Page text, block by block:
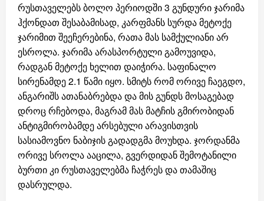
რუსთაველებს ბოლო პერიოდში 3 გუნდური ჯარიმა
ჰქონდათ შესაბამისად, კარფმანს სურდა მეტოქე
ჯარიმით შეეჩერებინა, რათა მას სამქულიანი არ
ესროლა. ჯარიმა არასპორტული გამოუვიდა,
რადგან მეტოქე ხელით დაიჭირა. საფინალო
სირენამდე 2.1 წამი იყო. სმიტს რომ ორივე ჩაეგდო,
ანგარიშს ათანაბრებდა და მის გუნდს მოსაგებად
დროც რჩებოდა, მაგრამ მას მატჩის გმირობიდან
ანტიგმირობამდე არსებული არავისთვის
სასიამოვნო ნაბიჯის გადადგმა მოუხდა. ჯორდანმა
ორივე სროლა ააცილა, გვერდიდან შემოტანილი
ბურთი კი რუსთაველებმა ჩაჭრეს და თამაშიც
დასრულდა.